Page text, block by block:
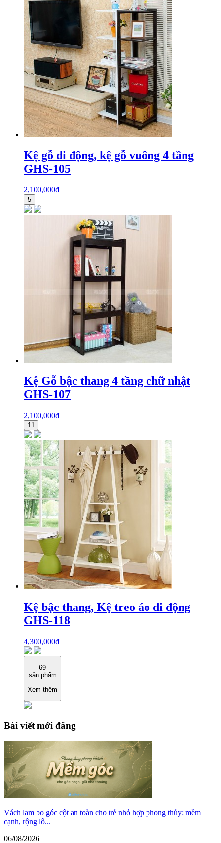
Kệ gỗ di động, kệ gỗ vuông 4 tầng
GHS-105
2,100,000₫
5
Kệ Gỗ bậc thang 4 tầng chữ nhật
GHS-107
2,100,000₫
11
Kệ bậc thang, Kệ treo áo di động
GHS-118
4,300,000₫
69
sản phẩm
Xem thêm
Bài viết mới đăng
Vách lam bo góc cột an toàn cho trẻ nhỏ hợp phong thủy: mềm
cạnh, rộng lố...
06/08/2026